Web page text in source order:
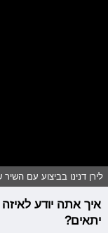
לירן דנינו בביצוע עם
איך אתה יודע
יתאים?